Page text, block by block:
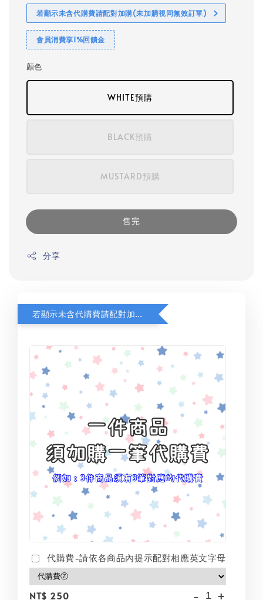
若顯示未含代購費請配對加購(未加購視同無效訂單)
會員消費享1%回饋金
顏色
WHITE預購
BLACK預購
MUSTARD預購
售完
分享
若顯示未含代購費請配對加購(未加購視同無效訂單)
代購費-請依各商品內提示配對相應英文字母
NT$ 250 - +